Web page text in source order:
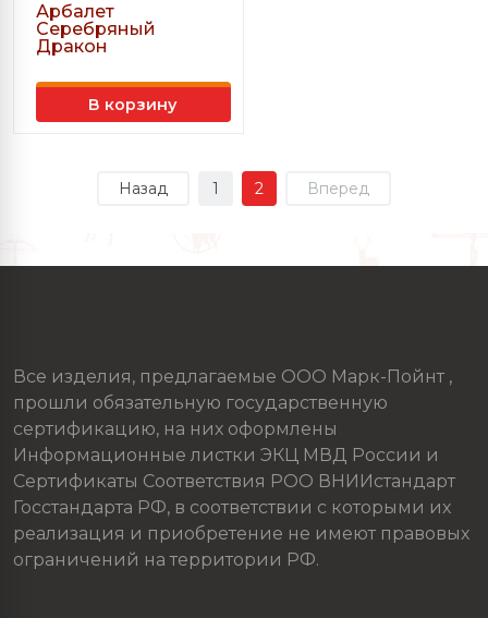
Арбалет
Серебряный
Дракон
В корзину
Назад 1 2 Вперед
Все изделия, предлагаемые ООО Марк-Пойнт ,
прошли обязательную государственную
сертификацию, на них оформлены
Информационные листки ЭКЦ МВД России и
Сертификаты Соответствия РОО ВНИИстандарт
Госстандарта РФ, в соответствии с которыми их
реализация и приобретение не имеют правовых
ограничений на территории РФ.